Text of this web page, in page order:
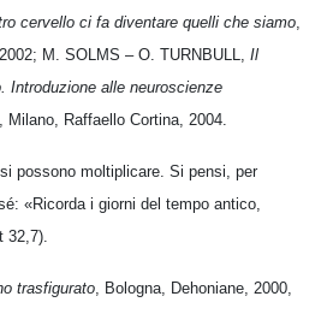
cervello ci fa diventare quelli che siamo
M. SOLMS – O. TURNBULL, Il
Introduzione alle neuroscienze
, Milano, Raffaello Cortina, 2004.
possono moltiplicare. Si pensi, per
«Ricorda i giorni del tempo antico,
32,7).
trasfigurato , Bologna, Dehoniane, 2000,